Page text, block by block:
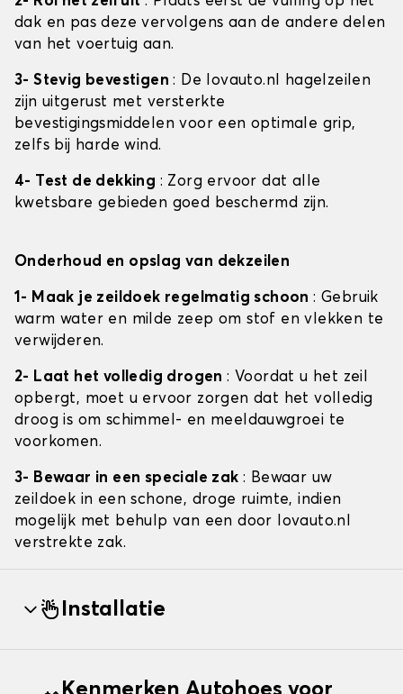
dak en pas deze vervolgens aan de andere delen
van het voertuig aan.
3- Stevig bevestigen: De lovauto.nl hagelzeilen
zijn uitgerust met versterkte
bevestigingsmiddelen voor een optimale grip,
zelfs bij harde wind.
4- Test de dekking : Zorg ervoor dat alle
kwetsbare gebieden goed beschermd zijn.
Onderhoud en opslag van dekzeilen
1- Maak je zeildoek regelmatig schoon: Gebruik
warm water en milde zeep om stof en vlekken te
verwijderen.
2- Laat het volledig drogen: Voordat u het zeil
opbergt, moet u ervoor zorgen dat het volledig
droog is om schimmel- en meeldauwgroei te
voorkomen.
3- Bewaar in een speciale zak : Bewaar uw
zeildoek in een schone, droge ruimte, indien
mogelijk met behulp van een door lovauto.nl
verstrekte zak.
Installatie